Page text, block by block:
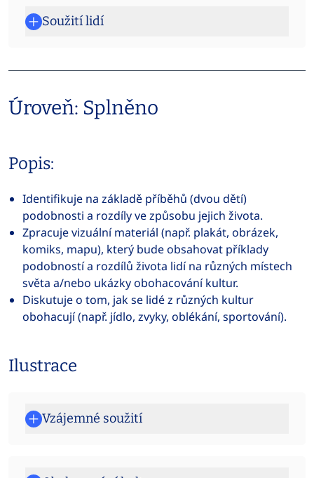
Soužití lidí
Úroveň: Splněno
Popis:
Identifikuje na základě příběhů (dvou dětí)
podobnosti a rozdíly ve způsobu jejich života.
Zpracuje vizuální materiál (např. plakát, obrázek,
komiks, mapu), který bude obsahovat příklady
podobností a rozdílů života lidí na různých místech
světa a/nebo ukázky obohacování kultur.
Diskutuje o tom, jak se lidé z různých kultur
obohacují (např. jídlo, zvyky, oblékání, sportování).
Ilustrace
Vzájemné soužití